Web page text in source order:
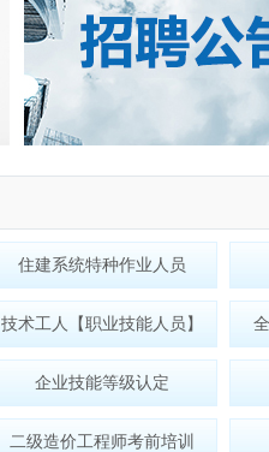
住建系统特种作业人员
技术工人【职业技能人员】
企业技能等级认定
二级造价工程师考前培训